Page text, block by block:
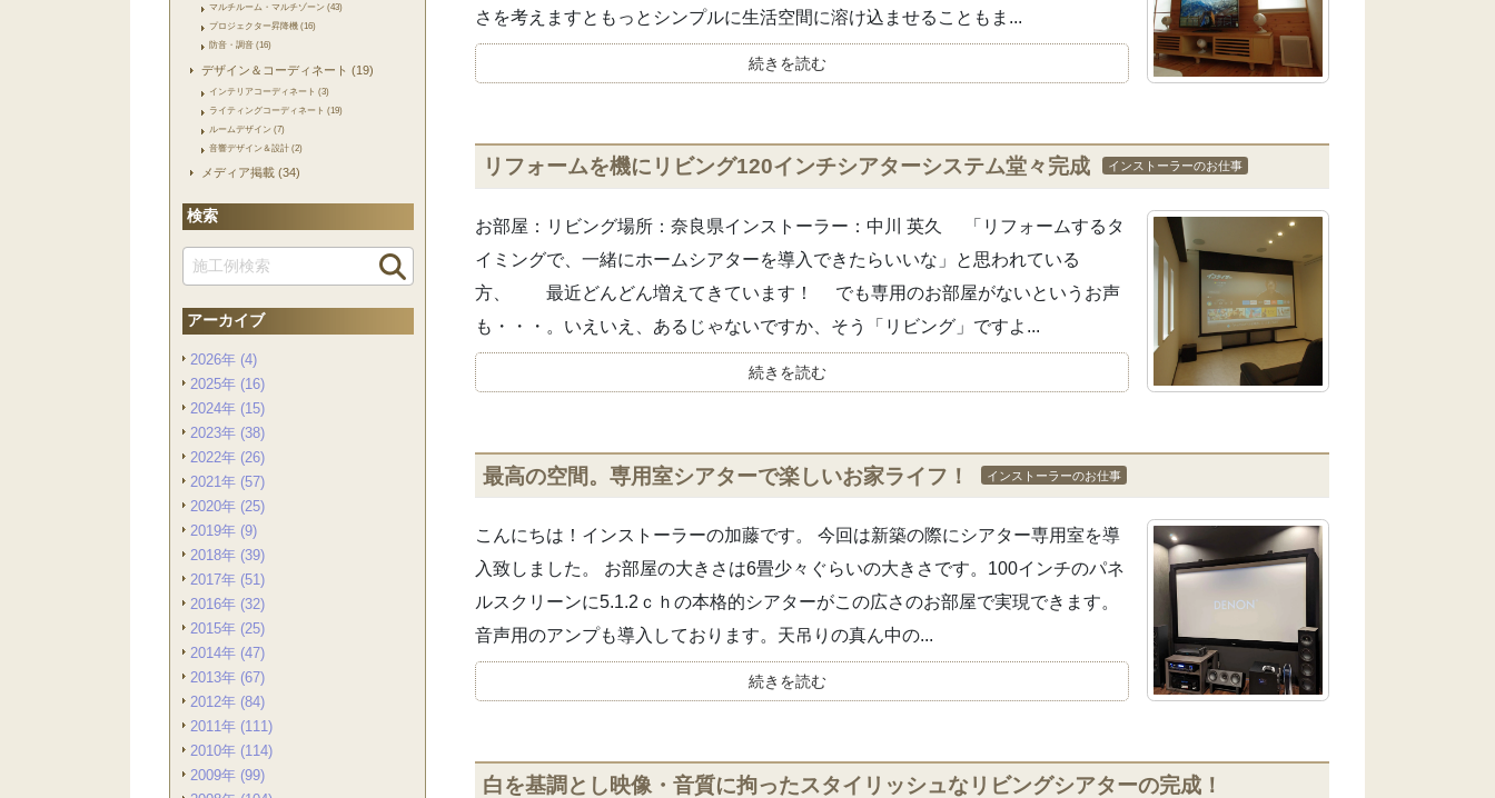
マルチルーム・マルチゾーン (43)
プロジェクター昇降機 (16)
防音・調音 (16)
デザイン＆コーディネート (19)
インテリアコーディネート (3)
ライティングコーディネート (19)
ルームデザイン (7)
音響デザイン＆設計 (2)
メディア掲載 (34)
検索
アーカイブ
2026年 (4)
2025年 (16)
2024年 (15)
2023年 (38)
2022年 (26)
2021年 (57)
2020年 (25)
2019年 (9)
2018年 (39)
2017年 (51)
2016年 (32)
2015年 (25)
2014年 (47)
2013年 (67)
2012年 (84)
2011年 (111)
2010年 (114)
2009年 (99)
さを考えますともっとシンプルに生活空間に溶け込ませることもま...
続きを読む
リフォームを機にリビング120インチシアターシステム堂々完成 インストーラーのお仕事
お部屋：リビング場所：奈良県インストーラー：中川 英久 「リフォームするタ
イミングで、一緒にホームシアターを導入できたらいいな」と思われている
方、 最近どんどん増えてきています！ でも専用のお部屋がないというお声
も・・・。いえいえ、あるじゃないですか、そう「リビング」ですよ...
続きを読む
最高の空間。専用室シアターで楽しいお家ライフ！ インストーラーのお仕事
こんにちは！インストーラーの加藤です。 今回は新築の際にシアター専用室を導
入致しました。 お部屋の大きさは6畳少々ぐらいの大きさです。100インチのパネ
ルスクリーンに5.1.2ｃｈの本格的シアターがこの広さのお部屋で実現できます。
音声用のアンプも導入しております。天吊りの真ん中の...
続きを読む
白を基調とし映像・音質に拘ったスタイリッシュなリビングシアターの完成！